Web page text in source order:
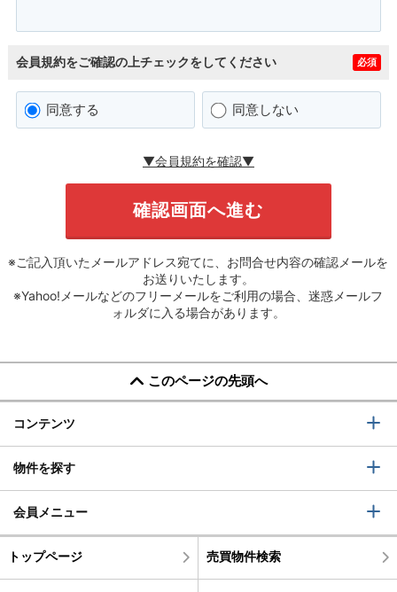
会員規約をご確認の上チェックをしてください 必須
同意する 同意しない
▼会員規約を確認▼
※ご記入頂いたメールアドレス宛てに、お問合せ内容の確認メールを
お送りいたします。
※Yahoo!メールなどのフリーメールをご利用の場合、迷惑メールフ
ォルダに入る場合があります。
このページの先頭へ
コンテンツ
物件を探す
会員メニュー
トップページ 売買物件検索